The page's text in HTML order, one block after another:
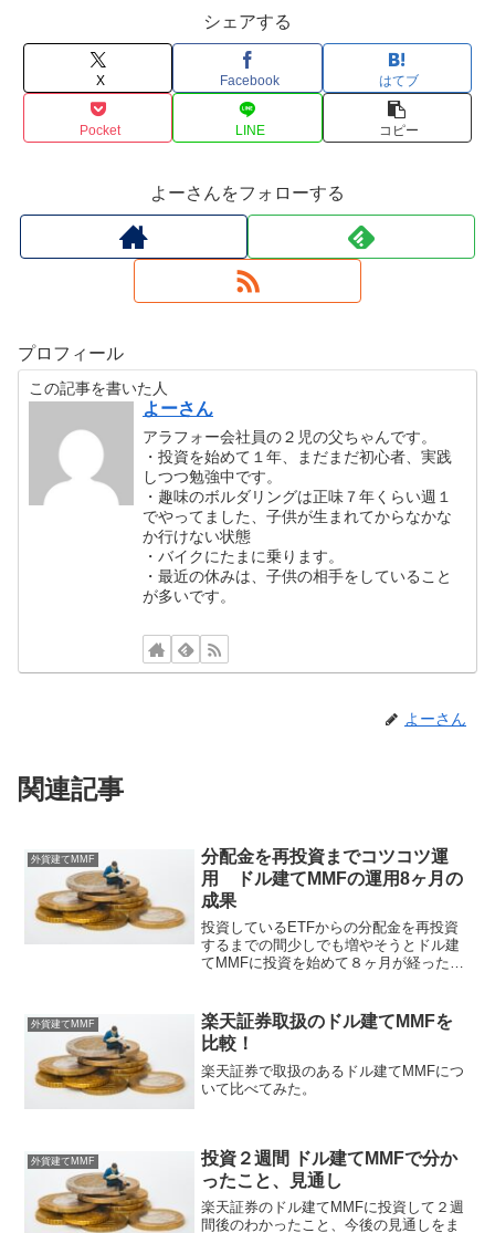
シェアする
X Facebook はてブ
Pocket LINE コピー
よーさんをフォローする
プロフィール
この記事を書いた人
よーさん
アラフォー会社員の２児の父ちゃんです。
・投資を始めて１年、まだまだ初心者、実践
しつつ勉強中です。
・趣味のボルダリングは正味７年くらい週１
でやってました、子供が生まれてからなかな
か行けない状態
・バイクにたまに乗ります。
・最近の休みは、子供の相手をしていること
が多いです。
よーさん
関連記事
外貨建てMMF
分配金を再投資までコツコツ運
用 ドル建てMMFの運用8ヶ月の
成果
投資しているETFからの分配金を再投資
するまでの間少しでも増やそうとドル建
てMMFに投資を始めて８ヶ月が経ったの
で、少額ですが、年利換算4%超えで着実
に増えていっています。
外貨建てMMF
楽天証券取扱のドル建てMMFを
比較！
楽天証券で取扱のあるドル建てMMFにつ
いて比べてみた。
外貨建てMMF
投資２週間 ドル建てMMFで分か
ったこと、見通し
楽天証券のドル建てMMFに投資して２週
間後のわかったこと、今後の見通しをま